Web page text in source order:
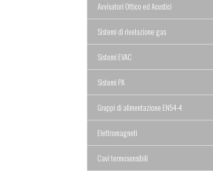
Avvisatori Ottico ed Acustici
Sistemi di rivelazione gas
Sistemi EVAC
Sistemi PA
Gruppi di alimentazione EN54-4
Elettromagneti
Cavi termosensibili